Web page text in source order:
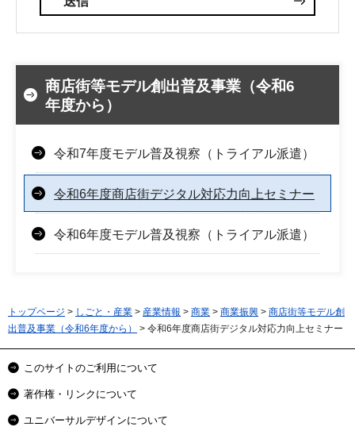
商店街等モデル創出普及事業（令和6
年度から）
令和7年度モデル普及視察（トライアル派遣）
令和6年度商店街デジタル対応力向上セミナー
令和6年度モデル普及視察（トライアル派遣）
トップページ > しごと・産業 > 産業情報 > 商業 > 商業振興 > 商店街等モデル創
出普及事業（令和6年度から）
> 令和6年度商店街デジタル対応力向上セミナー
このサイトのご利用について
著作権・リンクについて
ユニバーサルデザインについて